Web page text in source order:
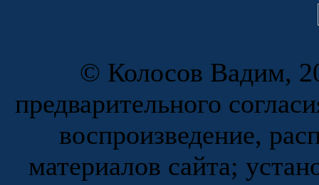
© Колосов Вадим,
предварительного
воспроизведение,
материалов сайта;